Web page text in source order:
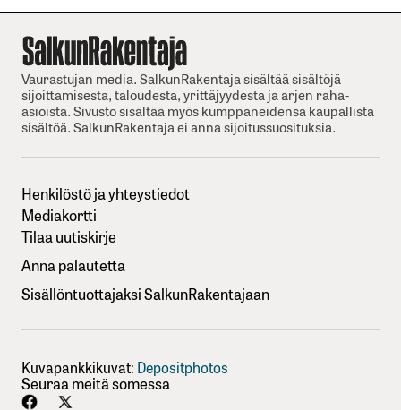
Vaurastujan media. SalkunRakentaja sisältää sisältöjä
sijoittamisesta, taloudesta, yrittäjyydesta ja arjen raha-
asioista. Sivusto sisältää myös kumppaneidensa kaupallista
sisältöä. SalkunRakentaja ei anna sijoitussuosituksia.
Henkilöstö ja yhteystiedot
Mediakortti
Tilaa uutiskirje
Anna palautetta
Sisällöntuottajaksi SalkunRakentajaan
Kuvapankkikuvat: Depositphotos
Seuraa meitä somessa